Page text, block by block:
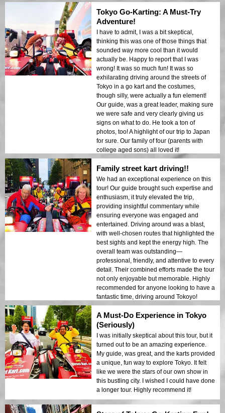
Tokyo Go-Karting: A Must-Try
Adventure!
I have to admit, I was a bit skeptical,
thinking this was one of those things that
sounded way more cool than it would
actually be. Happy to report that I was
wrong! It was so much fun! It was so
exhilarating driving around the streets of
Tokyo in a go kart and the costumes,
though silly, were actually a fun element!
Our guide, was a great leader, making sure
we were safe and very clearly giving us
signs on what to do. He took a ton of
photos, too! A highlight of our trip to Japan
for sure. Our family of four (parents with
college aged sons) all loved it!
Family street kart driving!!
We had an exceptional experience on this
tour! Our guide brought such expertise and
enthusiasm, it truly elevated the trip,
providing insightful commentary while
ensuring everyone was engaged and
entertained. Driving around was a blast,
with well-chosen routes that highlighted the
best sights and kept the energy high. The
overall team was outstanding—
professional, friendly, and attentive to every
detail. Their combined efforts made the tour
not only enjoyable but memorable. Highly
recommended for anyone looking to have a
fantastic time, driving around Tokoyo!
A Must-Do Experience in Tokyo
(Seriously)
I was initially skeptical about this tour, but it
turned out to be an amazing experience.
My guide, was great, and the karts provided
a unique, fun way to explore Tokyo. It felt
like we were the stars of our own show in
this bustling city. I wished I could have done
a longer tour. Highly recommend it!